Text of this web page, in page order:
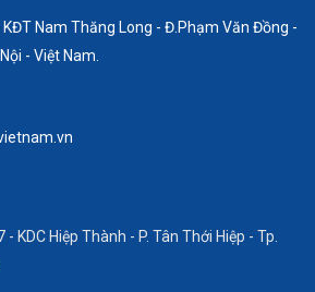
Nam Thăng Long - Đ.Phạm Văn Đồng -
- Việt Nam.
KDC Hiệp Thành - P. Tân Thới Hiệp - Tp.